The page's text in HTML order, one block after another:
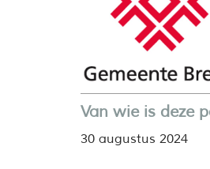
Van wie is deze
30 augustus 2024